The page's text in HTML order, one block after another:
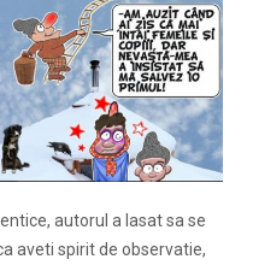
autorul a lasat sa se
aveti spirit de observatie,